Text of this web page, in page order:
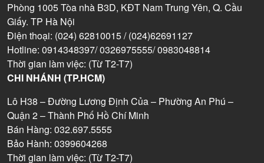
Phòng 1005 Tòa nhà B3D, KĐT Nam Trung Yên, Q. Cầu
Giấy. TP Hà Nội
Điện thoại: (024) 62810015 / (024)62691127
Hotline: 0914348397/ 0326975555/ 0983048814
Thời gian làm việc: (Từ T2-T7)
CHI NHÁNH (TP.HCM)
Lô H38 – Đường Lương Định Của – Phường An Phú –
Quận 2 – Thành Phố Hồ Chí Minh
Bán Hàng: 032.697.5555
Bảo Hành: 0399604268
Thời gian làm việc: (Từ T2-T7)